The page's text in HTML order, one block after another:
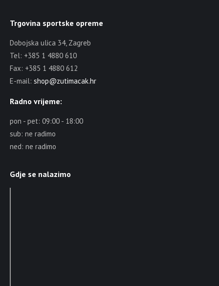
Trgovina sportske opreme
Dobojska ulica 34, Zagreb
Tel: +385 1 4880 610
Fax: +385 1 4880 612
E-mail: shop@zutimacak.hr
Radno vrijeme:
pon - pet: 09:00 - 18:00
sub: ne radimo
ned: ne radimo
Gdje se nalazimo